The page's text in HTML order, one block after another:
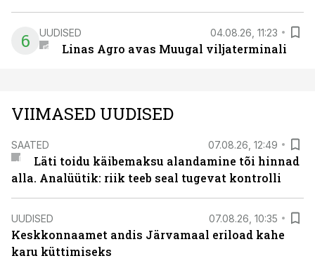
6 UUDISED 04.08.26, 11:23
Linas Agro avas Muugal viljaterminali
VIIMASED UUDISED
SAATED 07.08.26, 12:49
Läti toidu käibemaksu alandamine tõi hinnad
alla. Analüütik: riik teeb seal tugevat kontrolli
UUDISED 07.08.26, 10:35
Keskkonnaamet andis Järvamaal eriload kahe
karu küttimiseks